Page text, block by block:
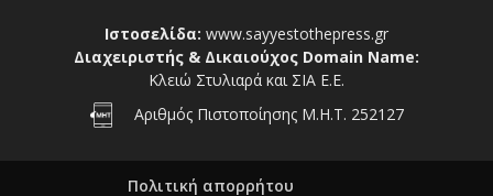
Ιστοσελίδα: www.sayyestothepress.gr
Διαχειριστής & Δικαιούχος Domain Name:
Κλειώ Στυλιαρά και ΣΙΑ Ε.Ε.
Αριθμός Πιστοποίησης Μ.Η.Τ. 252127
Πολιτική απορρήτου